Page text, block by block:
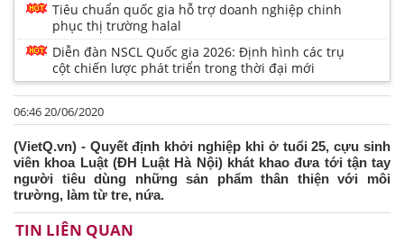
Tiêu chuẩn quốc gia hỗ trợ doanh nghiệp chinh
phục thị trường halal
Diễn đàn NSCL Quốc gia 2026: Định hình các trụ
cột chiến lược phát triển trong thời đại mới
06:46 20/06/2020
(VietQ.vn) - Quyết định khởi nghiệp khi ở tuổi 25, cựu sinh
viên khoa Luật (ĐH Luật Hà Nội) khát khao đưa tới tận tay
người tiêu dùng những sản phẩm thân thiện với môi
trường, làm từ tre, nứa.
TIN LIÊN QUAN